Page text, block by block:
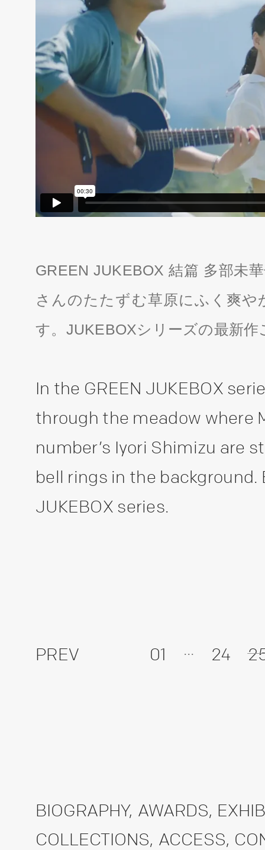
GREEN JUKEBOX 結篇 多部未
さんのたたずむ草原にふく爽
す。JUKEBOXシリーズの最新作
In the GREEN JUKEBOX
through the meadow where
number’s Iyori Shimizu are
bell rings in the
JUKEBOX series.
PREV 01 ... 24
BIOGRAPHY, AWARDS,
COLLECTIONS, ACCESS,